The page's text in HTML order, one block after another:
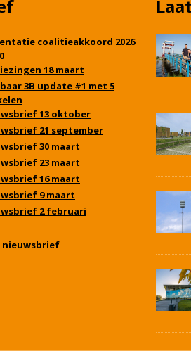
coalitieakkoord 2026
18 maart
3B update #1 met 5
13 oktober
21 september
30 maart
23 maart
16 maart
9 maart
2 februari
nieuwsbrief